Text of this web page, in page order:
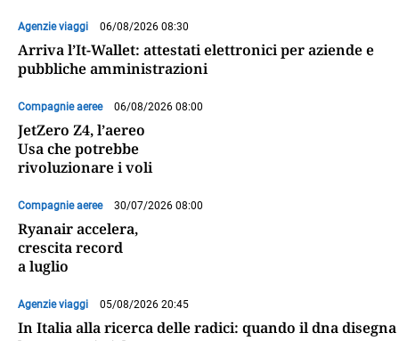
Agenzie viaggi 06/08/2026 08:30
Arriva l’It-Wallet: attestati elettronici per aziende e
pubbliche amministrazioni
Compagnie aeree 06/08/2026 08:00
JetZero Z4, l’aereo
Usa che potrebbe
rivoluzionare i voli
Compagnie aeree 30/07/2026 08:00
Ryanair accelera,
crescita record
a luglio
Agenzie viaggi 05/08/2026 20:45
In Italia alla ricerca delle radici: quando il dna disegna